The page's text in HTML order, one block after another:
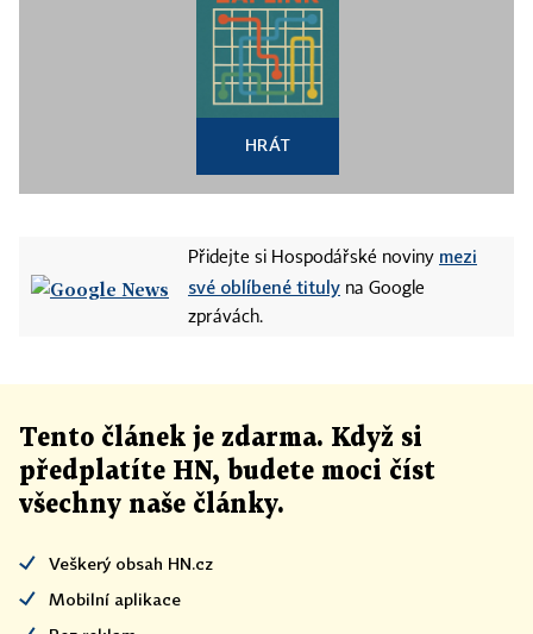
HRÁT
Přidejte si Hospodářské noviny mezi
své oblíbené tituly na Google
zprávách.
Tento článek je zdarma. Když si
předplatíte HN, budete moci číst
všechny naše články.
Veškerý obsah HN.cz
Mobilní aplikace